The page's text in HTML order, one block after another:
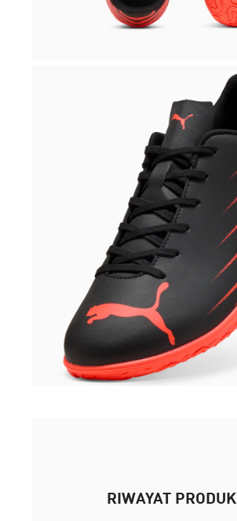
RIWAYAT PRODUK